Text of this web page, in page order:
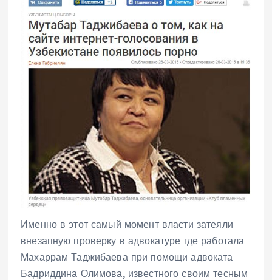
Именно в этот самый момент власти затеяли
внезапную проверку в адвокатуре где работала
Махаррам Таджибаева при помощи адвоката
Бадриддина Олимова, известного своим тесным